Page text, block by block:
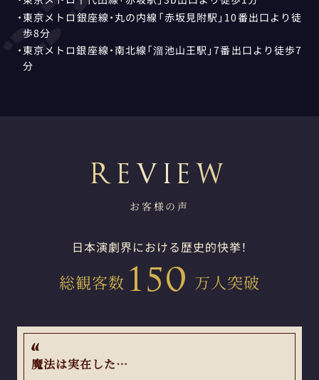
・東京メトロ銀座線・丸の内線「赤坂見附駅」10番出口より徒
歩8分
・東京メトロ銀座線・南北線「溜池山王駅」7番出口より徒歩7
分
お客様の声
日本演劇界における歴史的快挙！
総観客数 150 万人突破
魔法は実在した…